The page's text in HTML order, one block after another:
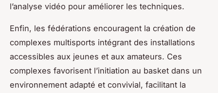
l’analyse vidéo pour améliorer les techniques.
Enfin, les fédérations encouragent la création de
complexes multisports intégrant des installations
accessibles aux jeunes et aux amateurs. Ces
complexes favorisent l’initiation au basket dans un
environnement adapté et convivial, facilitant la